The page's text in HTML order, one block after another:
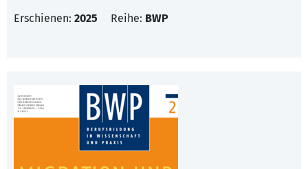
Erschienen: 2025 Reihe: BWP